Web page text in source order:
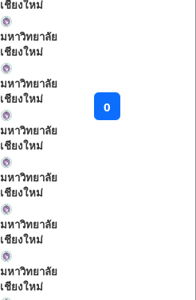
เชียงใหม่
มหาวิทยาลัย
เชียงใหม่
มหาวิทยาลัย
เชียงใหม่
มหาวิทยาลัย
เชียงใหม่
มหาวิทยาลัย
เชียงใหม่
มหาวิทยาลัย
เชียงใหม่
มหาวิทยาลัย
เชียงใหม่
0